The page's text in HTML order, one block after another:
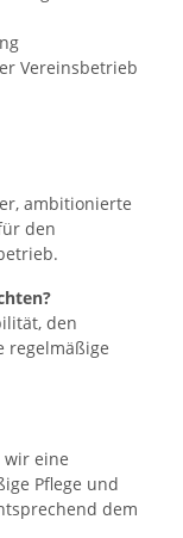
Vereinsbetrieb
ambitionierte
den
den
regelmäßige
wir eine
Pflege und
dem